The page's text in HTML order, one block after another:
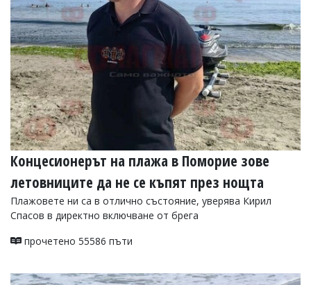
Концесионерът на плажа в Поморие зове
летовниците да не се къпят през нощта
Плажовете ни са в отлично състояние, уверява Кирил
Спасов в директно включване от брега
прочетено 55586 пъти